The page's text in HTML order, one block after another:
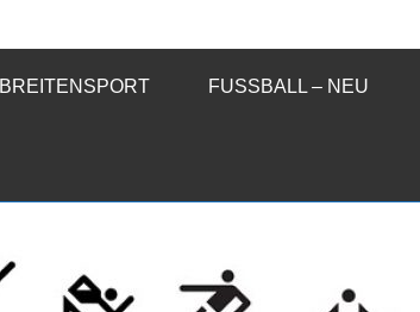
BREITENSPORT FUSSBALL – NEU